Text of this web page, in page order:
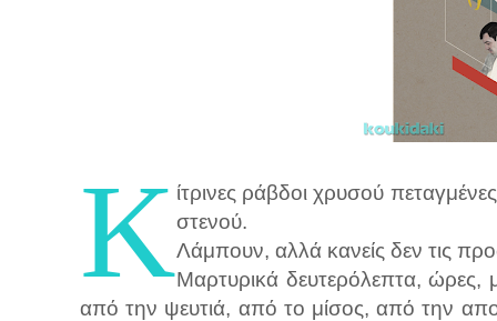
Κίτρινες ράβδοι χρυσού
στενού.
Λάμπουν, αλλά κανείς δεν τις
Μαρτυρικά δευτερόλεπτα, ώρες,
από την ψευτιά, από το μίσος, από την